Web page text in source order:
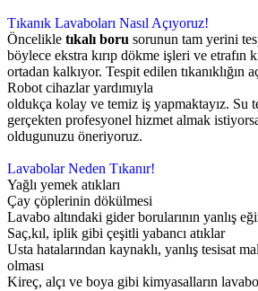
Tıkanık Lavaboları Nasıl Açıyoruz!
Öncelikle tıkalı boru sorunun tam yerini
böylece ekstra kırıp dökme işleri ve etrafın
ortadan kalkıyor. Tespit edilen tıkanıklığın
Robot cihazlar yardımıyla
oldukça kolay ve temiz iş yapmaktayız. Su
gerçekten profesyonel hizmet almak
oldugunuzu öneriyoruz.
Lavabolar Neden Tıkanır!
Yağlı yemek atıkları
Çay çöplerinin dökülmesi
Lavabo altındaki gider borularının yanlış
Saç,kıl, iplik gibi çeşitli yabancı atıklar
Usta hatalarından kaynaklı, yanlış tesisat
olması
Kireç, alçı ve boya gibi kimyasalların